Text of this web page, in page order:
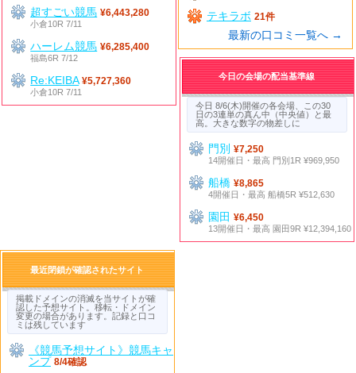
超すごい競馬 ¥6,443,280
小倉10R 7/11
ハーレム競馬 ¥6,285,400
福島6R 7/12
Re:KEIBA ¥5,727,360
小倉10R 7/11
テキラボ 21件
最新の口コミ一覧へ →
今日の会場の配当基準線
今日 8/6(木)開催の各会場、この30
日の3連単の真ん中（中央値）と最
高。大きな数字の物差しに
門別¥7,250
14開催日・最高 門別1R ¥969,950
船橋¥8,865
4開催日・最高 船橋5R ¥512,630
園田¥6,450
13開催日・最高 園田9R ¥12,394,160
最近閉鎖が確認されたサイト
掲載ドメインの消滅を当サイトが確
認した予想サイト。移転・ドメイン
変更の場合があります。記録と口コ
ミは残しています
《競馬予想サイト》競馬キャ
ンプ 8/4確認